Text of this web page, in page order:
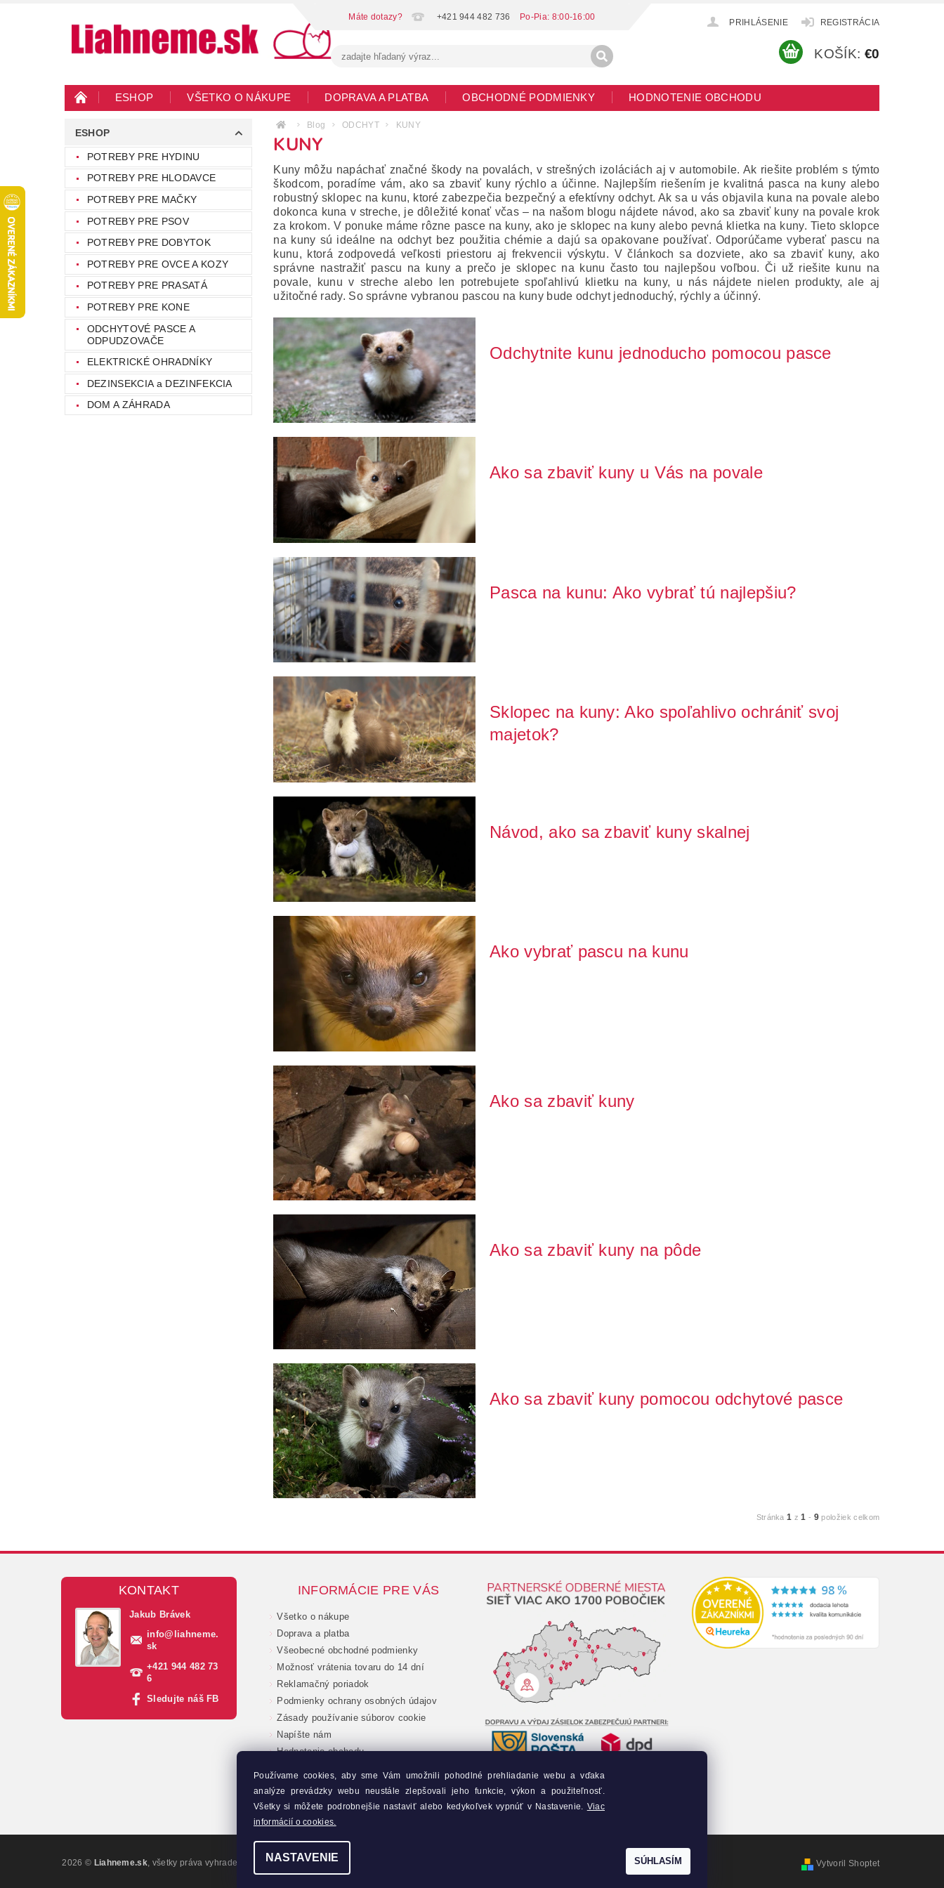
+421 944 482 736
PRIHLÁSENIE REGISTRÁCIA
KOŠÍK: €0
ESHOP VŠETKO O NÁKUPE DOPRAVA A PLATBA OBCHODNÉ PODMIENKY HODNOTENIE OBCHODU
BLOG MOJA OBJEDNÁVKA
ESHOP
POTREBY PRE HYDINU
POTREBY PRE HLODAVCE
POTREBY PRE MAČKY
POTREBY PRE PSOV
POTREBY PRE DOBYTOK
POTREBY PRE OVCE A KOZY
POTREBY PRE PRASATÁ
POTREBY PRE KONE
ODCHYTOVÉ PASCE A
ODPUDZOVAČE
ELEKTRICKÉ OHRADNÍKY
DEZINSEKCIA a DEZINFEKCIA
DOM A ZÁHRADA
Blog ODCHYT KUNY
KUNY
Kuny môžu napáchať značné škody na povalách, v strešných izoláciách aj v automobile. Ak riešite problém s týmto
škodcom, poradíme vám, ako sa zbaviť kuny rýchlo a účinne. Najlepším riešením je kvalitná pasca na kuny alebo
robustný sklopec na kunu, ktoré zabezpečia bezpečný a efektívny odchyt. Ak sa u vás objavila kuna na povale alebo
dokonca kuna v streche, je dôležité konať včas – na našom blogu nájdete návod, ako sa zbaviť kuny na povale krok
za krokom. V ponuke máme rôzne pasce na kuny, ako je sklopec na kuny alebo pevná klietka na kuny. Tieto sklopce
na kuny sú ideálne na odchyt bez použitia chémie a dajú sa opakovane používať. Odporúčame vyberať pascu na
kunu, ktorá zodpovedá veľkosti priestoru aj frekvencii výskytu. V článkoch sa dozviete, ako sa zbaviť kuny, ako
správne nastražiť pascu na kuny a prečo je sklopec na kunu často tou najlepšou voľbou. Či už riešite kunu na
povale, kunu v streche alebo len potrebujete spoľahlivú klietku na kuny, u nás nájdete nielen produkty, ale aj
užitočné rady. So správne vybranou pascou na kuny bude odchyt jednoduchý, rýchly a účinný.
Odchytnite kunu jednoducho pomocou pasce
Ako sa zbaviť kuny u Vás na povale
Pasca na kunu: Ako vybrať tú najlepšiu?
Sklopec na kuny: Ako spoľahlivo ochrániť svoj
majetok?
Návod, ako sa zbaviť kuny skalnej
Ako vybrať pascu na kunu
Ako sa zbaviť kuny
Ako sa zbaviť kuny na pôde
Ako sa zbaviť kuny pomocou odchytové pasce
Stránka1 z1 - 9 položiek celkom
KONTAKT
Jakub Brávek
info@ liahneme.
sk
+421 944 482 73
6
Sledujte náš FB
INFORMÁCIE PRE VÁS
Všetko o nákupe
Doprava a platba
Všeobecné obchodné podmienky
Možnosť vrátenia tovaru do 14 dní
Reklamačný poriadok
Podmienky ochrany osobných údajov
Zásady používanie súborov cookie
Napíšte nám
Hodnotenie obchodu
Moja objednávka
Kontakty
2026 © Liahneme.sk , všetky práva vyhradené Upraviť nastavenie cookies Vytvoril Shoptet
Používame cookies, aby sme Vám umožnili pohodlné prehliadanie webu a vďaka
analýze prevádzky webu neustále zlepšovali jeho funkcie, výkon a použiteľnosť.
Všetky si môžete podrobnejšie nastaviť alebo kedykoľvek vypnúť v Nastavenie. Viac
informácií o cookies.
NASTAVENIE SÚHLASÍM